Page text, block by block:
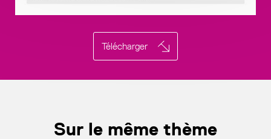
Télécharger
Sur le même thème